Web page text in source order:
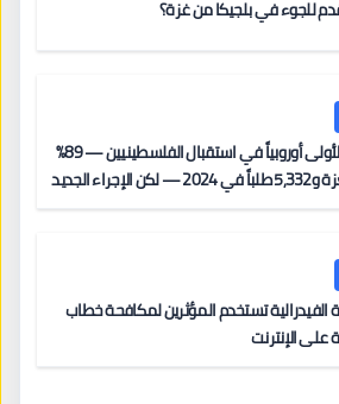
للجوء في بلجيكا من غزة؟
بلجيكا: الأولى أوروبياً في استقبال الفلسطينيين — 89%
قبول لغزة و5,332 طلباً في 2024 — لكن الإجراء الجديد
الفيدرالية تستخدم المؤثرين لمكافحة خطاب
على الإنترنت